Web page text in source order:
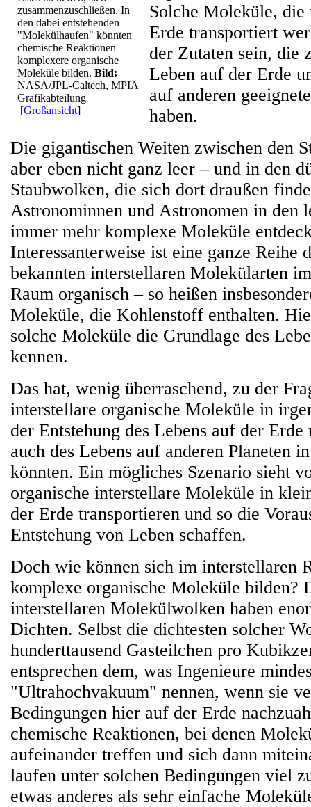
zusammenzuschließen. In
den dabei entstehenden
"Molekülhaufen" könnten
chemische Reaktionen
komplexere organische
Moleküle bilden. Bild:
NASA/JPL-Caltech, MPIA
Grafikabteilung
[Großansicht]
Solche Moleküle,
Erde transportiert
der Zutaten sein, die
Leben auf der Erde
auf anderen
haben.
Die gigantischen Weiten zwischen den
aber eben nicht ganz leer – und in den
Staubwolken, die sich dort draußen
Astronominnen und Astronomen in den
immer mehr komplexe Moleküle
Interessanterweise ist eine ganze Reihe
bekannten interstellaren Molekülarten
Raum organisch – so heißen
Moleküle, die Kohlenstoff enthalten.
solche Moleküle die Grundlage des
kennen.
Das hat, wenig überraschend, zu der
interstellare organische Moleküle in
der Entstehung des Lebens auf der
auch des Lebens auf anderen Planeten
könnten. Ein mögliches Szenario sieht
organische interstellare Moleküle in
der Erde transportieren und so die
Entstehung von Leben schaffen.
Doch wie können sich im interstellaren
komplexe organische Moleküle bilden?
interstellaren Molekülwolken haben
Dichten. Selbst die dichtesten solcher
hunderttausend Gasteilchen pro
entsprechen dem, was Ingenieure
"Ultrahochvakuum" nennen, wenn sie
Bedingungen hier auf der Erde
chemische Reaktionen, bei denen
aufeinander treffen und sich dann
laufen unter solchen Bedingungen viel
etwas anderes als sehr einfache